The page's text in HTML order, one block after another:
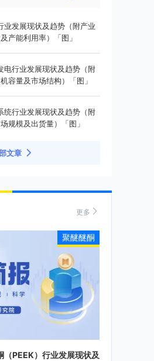
发展现状及趋势（附产业
产能利用率）「图」
电行业发展现状及趋势（附
容量及市场结构）「图」
统行业发展现状及趋势（附
规模及出货量）「图」
文章
更多
PEEK）行业发展现状及
聚醚醚酮